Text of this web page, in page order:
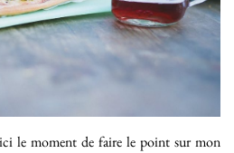
le moment de faire le point sur mon